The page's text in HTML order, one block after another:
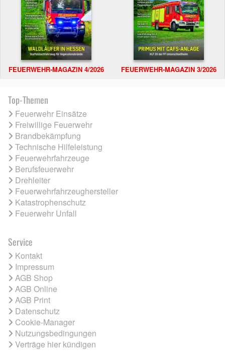
FEUERWEHR-MAGAZIN 4/2026 FEUERWEHR-MAGAZIN 3/2026
Top-Themen
Feuerwehr Einsätze
Freiwillige Feuerwehr
Brandbekämpfung
Technische Hilfeleistung
Feuerwehrfahrzeuge
Berufsfeuerwehr
Drehleiter
Feuerwehrfahrzeughersteller
Katastrophenschutz
Feuerwehr Unfall
Service
Kontakt
Impressum
AGB Shop
AGB Online
AGB Print
Datenschutz
Cookie-Manager
Nutzungsbedingungen
Verträge hier kündigen